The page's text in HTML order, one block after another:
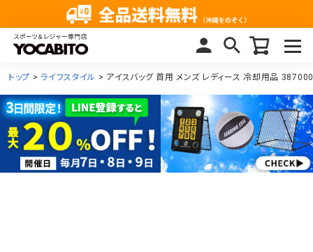
トップ ライフスタイル アイスバッグ 首用 メンズ レディース 冷却用品 387000